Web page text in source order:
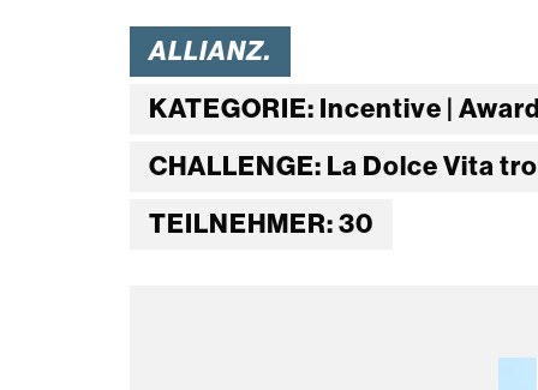
ALLIANZ.
KATEGORIE: Incentive |
CHALLENGE: La Dolce Vita
TEILNEHMER: 30